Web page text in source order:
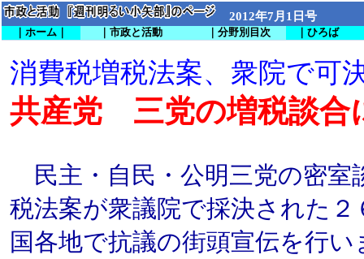
2012年7月1日号
｜ホーム｜ ｜市政と活動 ｜分野別目次 ｜ひろば
消費税増税法案、衆院で可
共産党 三党の増税談合
民主・自民・公明三党の密室
税法案が衆議院で採決された
国各地で抗議の街頭宣伝を行い